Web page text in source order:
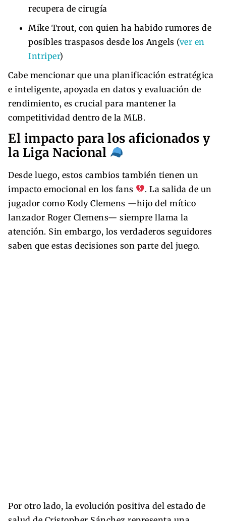
recupera de cirugía
Mike Trout, con quien ha habido rumores de
posibles traspasos desde los Angels (ver en
Intriper)
Cabe mencionar que una planificación estratégica
e inteligente, apoyada en datos y evaluación de
rendimiento, es crucial para mantener la
competitividad dentro de la MLB.
El impacto para los aficionados y
la Liga Nacional
Desde luego, estos cambios también tienen un
impacto emocional en los fans
. La salida de un
jugador como Kody Clemens —hijo del mítico
lanzador Roger Clemens— siempre llama la
atención. Sin embargo, los verdaderos seguidores
saben que estas decisiones son parte del juego.
Por otro lado, la evolución positiva del estado de